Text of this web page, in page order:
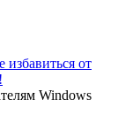
избавиться от
Windows